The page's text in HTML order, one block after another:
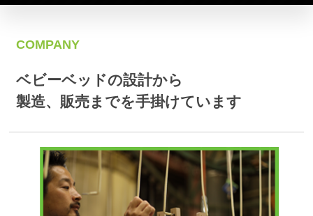
COMPANY
ベビーベッドの設計から
製造、販売までを手掛けています